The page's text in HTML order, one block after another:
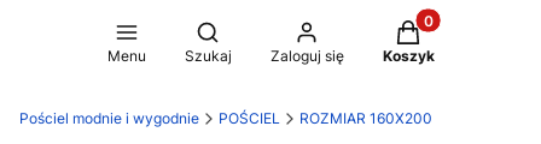
Menu
Otwórz wyszukiwarkę
Szukaj Zaloguj się
Produkty w
Koszyk
Pościel modnie i wygodnie POŚCIEL ROZMIAR 160X200